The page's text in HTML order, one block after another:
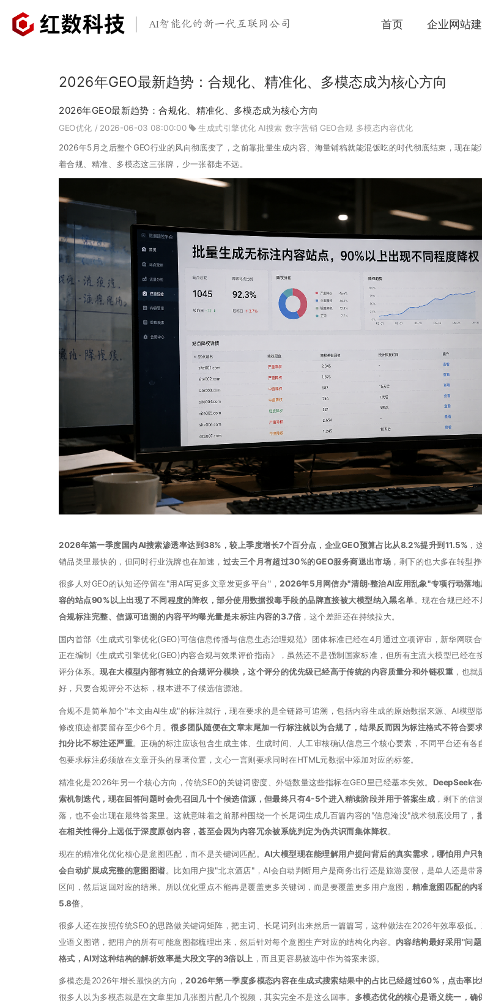
AI智能化的新一代互联网公司 首页 企业网站
2026年GEO最新趋势：合规化、精准化、多模态成为核心方向
2026年GEO最新趋势：合规化、精准化、多模态成为核心方向
GEO优化 / 2026-06-03 08:00:00 生成式引擎优化 AI搜索 数字营销 GEO合规 多模态内容优化
2026年5月之后整个GEO行业的风向彻底变了，之前靠批量生成内容、海量铺稿就能混饭吃的时代彻底结束，现在
着合规、精准、多模态这三张牌，少一张都走不远。
2026年第一季度国内AI搜索渗透率达到38%，较上季度增长7个百分点，企业GEO预算占比从8.2%提升到11.5% ，
销品类里最快的，但同时行业洗牌也在加速， 过去三个月有超过30%的GEO服务商退出市场 ，剩下的也大多在转型挣
很多人对GEO的认知还停留在"用AI写更多文章发更多平台"， 2026年5月网信办"清朗·整治AI应用乱象"专项行动落
容的站点90%以上出现了不同程度的降权，部分使用数据投毒手段的品牌直接被大模型纳入黑名单。现在合规已经不
合规标注完整、信源可追溯的内容平均曝光量是未标注内容的3.7倍 ，这个差距还在持续拉大。
国内首部《生成式引擎优化(GEO)可信信息传播与信息生态治理规范》团体标准已经在4月通过立项评审，新华网联
正在编制《生成式引擎优化(GEO)内容合规与效果评价指南》，虽然还不是强制国家标准，但所有主流大模型已经在
评分体系。现在大模型内部有独立的合规评分模块，这个评分的优先级已经高于传统的内容质量分和外链权重 ，也
好，只要合规评分不达标，根本进不了候选信源池。
合规不是简单加个"本文由AI生成"的标注就行，现在要求的是全链路可追溯，包括内容生成的原始数据来源、AI模型
修改痕迹都要留存至少6个月。很多团队随便在文章末尾加一行标注就以为合规了，结果反而因为标注格式不符合要
扣分比不标注还严重。正确的标注应该包含生成主体、生成时间、人工审核确认信息三个核心要素，不同平台还有各
包要求标注必须放在文章开头的显著位置，文心一言则要求同时在HTML元数据中添加对应的标签。
精准化是2026年另一个核心方向，传统SEO的关键词密度、外链数量这些指标在GEO里已经基本失效。 DeepSeek
索机制迭代，现在回答问题时会先召回几十个候选信源，但最终只有4-5个进入精读阶段并用于答案生成 ，剩下的信
落，也不会出现在最终答案里。这就意味着之前那种围绕一个长尾词生成几百篇内容的"信息淹没"战术彻底没用了，
在相关性得分上远低于深度原创内容，甚至会因为内容冗余被系统判定为伪共识而集体降权。
现在的精准化优化核心是意图匹配，而不是关键词匹配。 AI大模型现在能理解用户提问背后的真实需求，哪怕用户只
会自动扩展成完整的意图图谱。比如用户搜"北京酒店"，AI会自动判断用户是商务出行还是旅游度假，是单人还是带
区间，然后返回对应的结果。所以优化重点不能再是覆盖更多关键词，而是要覆盖更多用户意图， 精准意图匹配的内
5.8倍。
很多人还在按照传统SEO的思路做关键词矩阵，把主词、长尾词列出来然后一篇篇写，这种做法在2026年效率极低
业语义图谱，把用户的所有可能意图都梳理出来，然后针对每个意图生产对应的结构化内容。 内容结构最好采用"问
格式，AI对这种结构的解析效率是大段文字的3倍以上 ，而且更容易被选中作为答案来源。
多模态是2026年增长最快的方向，2026年第一季度多模态内容在生成式搜索结果中的占比已经超过60%，点击率
很多人以为多模态就是在文章里加几张图片配几个视频，其实完全不是这么回事。 多模态优化的核心是语义统一，确